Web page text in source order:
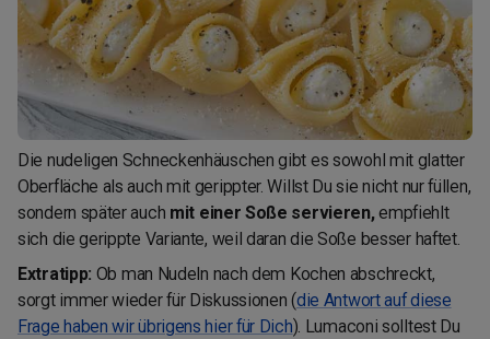
Die nudeligen Schneckenhäuschen gibt es sowohl mit glatter
Oberfläche als auch mit gerippter. Willst Du sie nicht nur füllen,
sondern später auch mit einer Soße servieren,empfiehlt
sich die gerippte Variante, weil daran die Soße besser haftet.
Extratipp: Ob man Nudeln nach dem Kochen abschreckt,
sorgt immer wieder für Diskussionen (die Antwort auf diese
Frage haben wir übrigens hier für Dich). Lumaconi solltest Du